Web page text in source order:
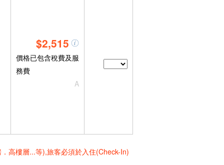
$2,515
價格已包含稅費及服
務費
A
高樓層...等),旅客必須於入住(Check-In)